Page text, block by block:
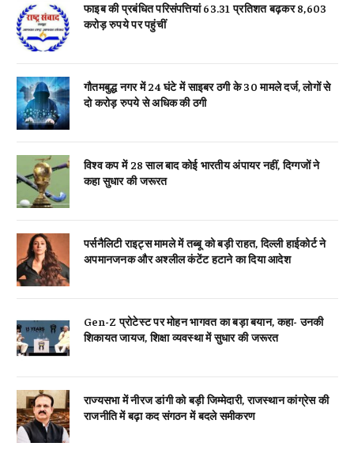
फाइब की प्रबंधित परिसंपत्तियां 63.31 प्रतिशत बढ़कर 8,603
करोड़ रुपये पर पहुंचीं
गौतमबुद्ध नगर में 24 घंटे में साइबर ठगी के 30 मामले दर्ज, लोगों से
दो करोड़ रुपये से अधिक की ठगी
विश्व कप में 28 साल बाद कोई भारतीय अंपायर नहीं, दिग्गजों ने
कहा सुधार की जरूरत
पर्सनैलिटी राइट्स मामले में तब्बू को बड़ी राहत, दिल्ली हाईकोर्ट ने
अपमानजनक और अश्लील कंटेंट हटाने का दिया आदेश
Gen-Z प्रोटेस्ट पर मोहन भागवत का बड़ा बयान, कहा- उनकी
शिकायत जायज, शिक्षा व्यवस्था में सुधार की जरूरत
राज्यसभा में नीरज डांगी को बड़ी जिम्मेदारी, राजस्थान कांग्रेस की
राजनीति में बढ़ा कद संगठन में बदले समीकरण